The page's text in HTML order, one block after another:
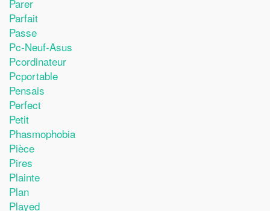
Parer
Parfait
Passe
Pc-Neuf-Asus
Pcordinateur
Pcportable
Pensais
Perfect
Petit
Phasmophobia
Pièce
Pires
Plainte
Plan
Played